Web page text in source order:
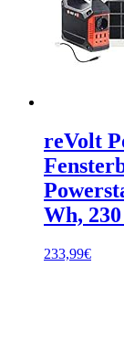
reVolt
Wh,
233,99€